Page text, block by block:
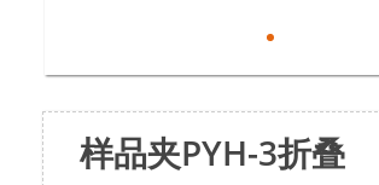
样品夹PYH-3折叠